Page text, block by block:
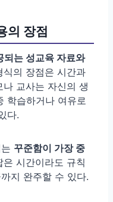
의 장점
는 성교육 자료와
의 장점은 시간과
교사는 자신의 생
학습하거나 여유로
다.
꾸준함이 가장 중
시간이라도 규칙
지 완주할 수 있다.